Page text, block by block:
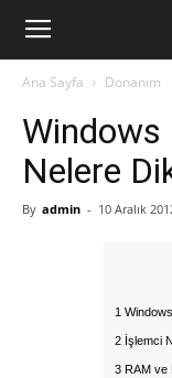
www.Teknoloji6.com
Ana Sayfa Donanım
Windows
Nelere
By admin - 10 Aralık
1
2 İşlemci
3 RAM ve